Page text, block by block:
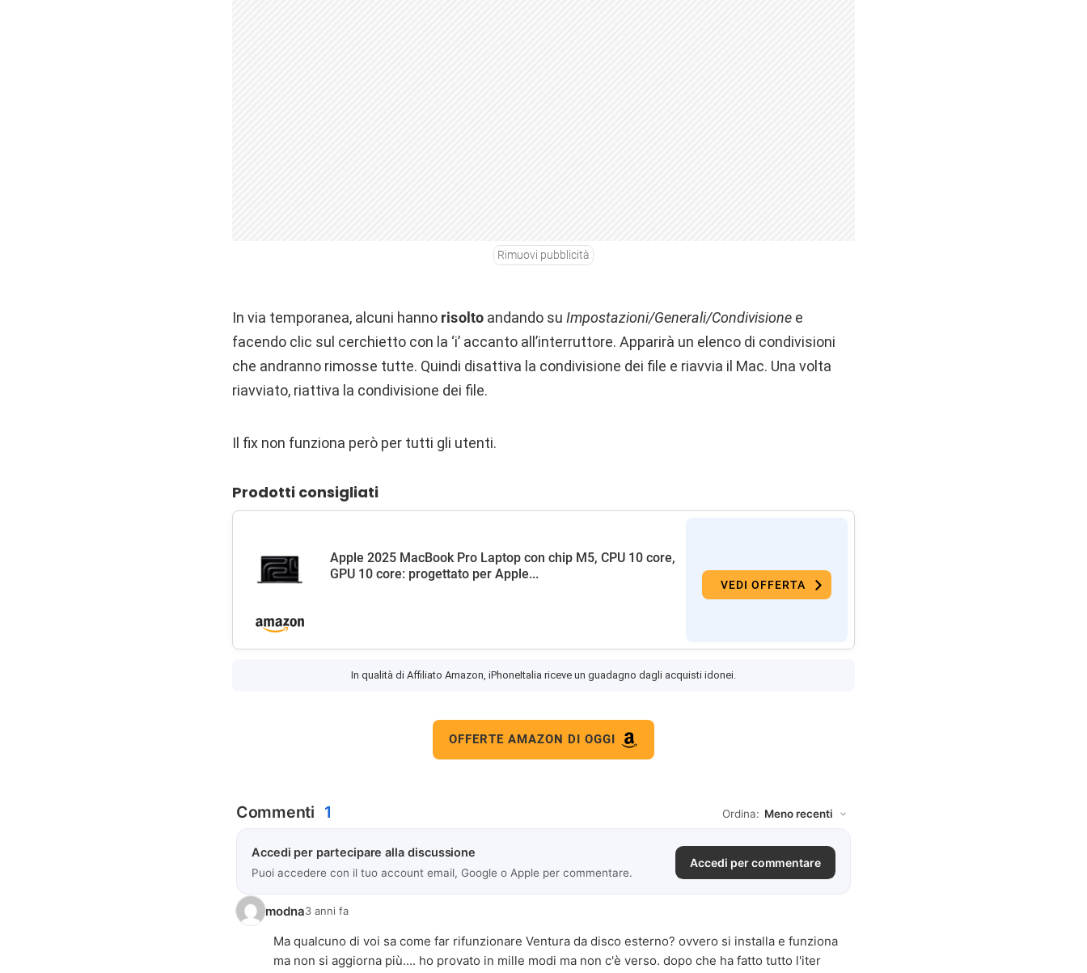
Rimuovi pubblicità
In via temporanea, alcuni hanno risolto andando su Impostazioni/Generali/Condivisione e
facendo clic sul cerchietto con la ‘i’ accanto all’interruttore. Apparirà un elenco di condivisioni
che andranno rimosse tutte. Quindi disattiva la condivisione dei file e riavvia il Mac. Una volta
riavviato, riattiva la condivisione dei file.
Il fix non funziona però per tutti gli utenti.
Prodotti consigliati
Apple 2025 MacBook Pro Laptop con chip M5, CPU 10 core,
GPU 10 core: progettato per Apple...
VEDI OFFERTA
In qualità di Affiliato Amazon, iPhoneItalia riceve un guadagno dagli acquisti idonei.
OFFERTE AMAZON DI OGGI
Commenti 1 Ordina:
Accedi per partecipare alla discussione
Puoi accedere con il tuo account email, Google o Apple per commentare.
Accedi per commentare
modna3 anni fa
Ma qualcuno di voi sa come far rifunzionare Ventura da disco esterno? ovvero si installa e funziona
ma non si aggiorna più.... ho provato in mille modi ma non c'è verso. dopo che ha fatto tutto l'iter